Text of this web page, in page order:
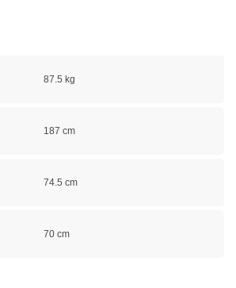
87.5 kg
187 cm
74.5 cm
70 cm